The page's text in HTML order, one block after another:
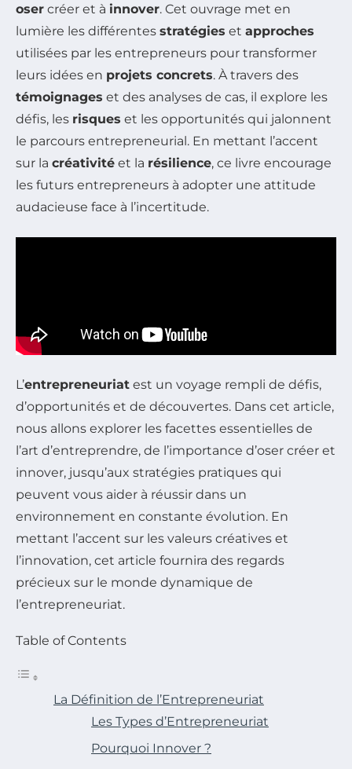
oser créer et à innover. Cet ouvrage met en
lumière les différentes stratégies et approches
utilisées par les entrepreneurs pour transformer
leurs idées en projets concrets. À travers des
témoignages et des analyses de cas, il explore les
défis, les risques et les opportunités qui jalonnent
le parcours entrepreneurial. En mettant l’accent
sur la créativité et la résilience, ce livre encourage
les futurs entrepreneurs à adopter une attitude
audacieuse face à l’incertitude.
L’entrepreneuriat est un voyage rempli de défis,
d’opportunités et de découvertes. Dans cet article,
nous allons explorer les facettes essentielles de
l’art d’entreprendre, de l’importance d’oser créer et
innover, jusqu’aux stratégies pratiques qui
peuvent vous aider à réussir dans un
environnement en constante évolution. En
mettant l’accent sur les valeurs créatives et
l’innovation, cet article fournira des regards
précieux sur le monde dynamique de
l’entrepreneuriat.
Table of Contents
La Définition de l’Entrepreneuriat
Les Types d’Entrepreneuriat
Pourquoi Innover ?